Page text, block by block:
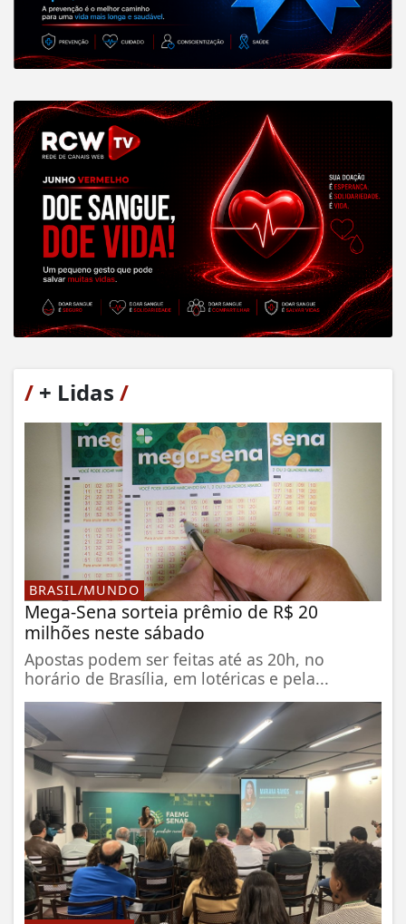
/ + Lidas /
BRASIL/MUNDO
Mega-Sena sorteia prêmio de R$ 20
milhões neste sábado
Apostas podem ser feitas até as 20h, no
horário de Brasília, em lotéricas e pela...